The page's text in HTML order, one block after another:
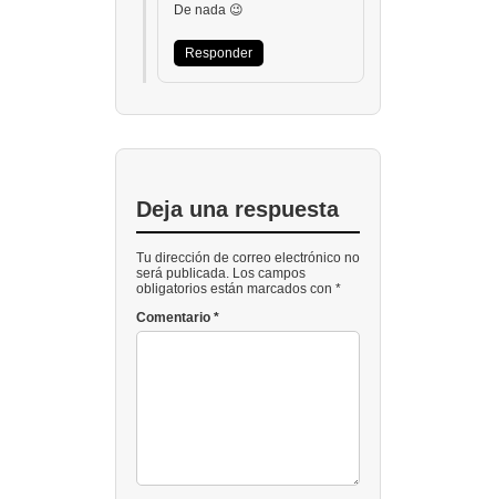
De nada 😉
Responder
Deja una respuesta
Tu dirección de correo electrónico no
será publicada. Los campos
obligatorios están marcados con *
Comentario *